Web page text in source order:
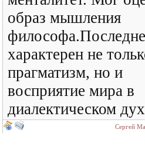
образ мышления
характерен не
прагматизм, но и
восприятие мира в
диалектическом
Сергей